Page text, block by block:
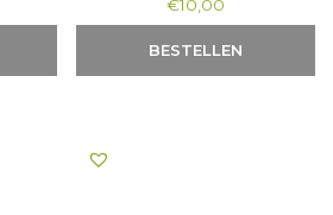
€10,00
BESTELLEN